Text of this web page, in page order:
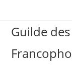
contentGuilde